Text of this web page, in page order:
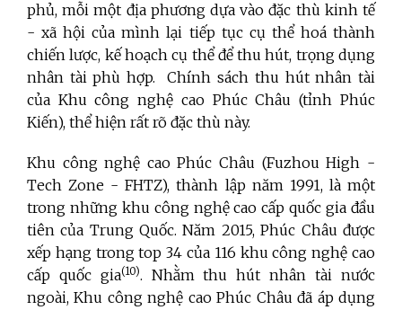
phủ, mỗi một địa phương dựa vào đặc thù kinh tế
- xã hội của mình lại tiếp tục cụ thể hoá thành
chiến lược, kế hoạch cụ thể để thu hút, trọng dụng
nhân tài phù hợp. Chính sách thu hút nhân tài
của Khu công nghệ cao Phúc Châu (tỉnh Phúc
Kiến), thể hiện rất rõ đặc thù này.
Khu công nghệ cao Phúc Châu (Fuzhou High -
Tech Zone - FHTZ), thành lập năm 1991, là một
trong những khu công nghệ cao cấp quốc gia đầu
tiên của Trung Quốc. Năm 2015, Phúc Châu được
xếp hạng trong top 34 của 116 khu công nghệ cao
cấp quốc gia(10). Nhằm thu hút nhân tài nước
ngoài, Khu công nghệ cao Phúc Châu đã áp dụng